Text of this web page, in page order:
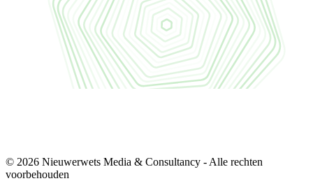
© 2026 Nieuwerwets Media & Consultancy - Alle rechten
voorbehouden